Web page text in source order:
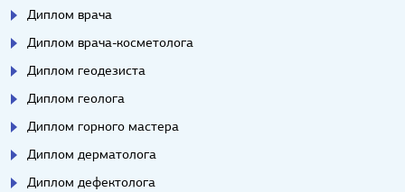
Диплом врача
Диплом врача-косметолога
Диплом геодезиста
Диплом геолога
Диплом горного мастера
Диплом дерматолога
Диплом дефектолога